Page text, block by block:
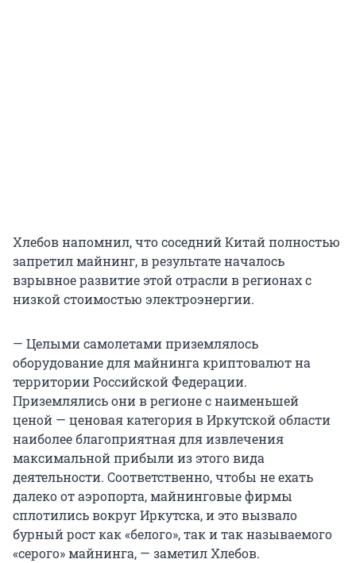
Хлебов напомнил, что соседний Китай полностью
запретил майнинг, в результате началось
взрывное развитие этой отрасли в регионах с
низкой стоимостью электроэнергии.
— Целыми самолетами приземлялось
оборудование для майнинга криптовалют на
территории Российской Федерации.
Приземлялись они в регионе с наименьшей
ценой — ценовая категория в Иркутской области
наиболее благоприятная для извлечения
максимальной прибыли из этого вида
деятельности. Соответственно, чтобы не ехать
далеко от аэропорта, майнинговые фирмы
сплотились вокруг Иркутска, и это вызвало
бурный рост как «белого», так и так называемого
«серого» майнинга, — заметил Хлебов.